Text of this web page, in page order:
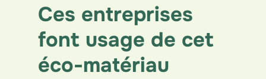
Ces entreprises
font usage de cet
éco-matériau